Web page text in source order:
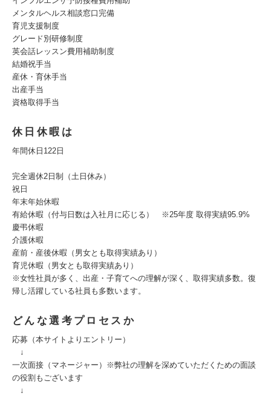
メンタルヘルス相談窓口完備
育児支援制度
グレード別研修制度
英会話レッスン費用補助制度
結婚祝手当
産休・育休手当
出産手当
資格取得手当
休日休暇は
年間休日122日
完全週休2日制（土日休み）
祝日
年末年始休暇
有給休暇（付与日数は入社月に応じる） ※25年度 取得実績95.9%
慶弔休暇
介護休暇
産前・産後休暇（男女とも取得実績あり）
育児休暇（男女とも取得実績あり）
※女性社員が多く、出産・子育てへの理解が深く、取得実績多数。復
帰し活躍している社員も多数います。
どんな選考プロセスか
応募（本サイトよりエントリー）
↓
一次面接（マネージャー）※弊社の理解を深めていただくための面談
の役割もございます
↓